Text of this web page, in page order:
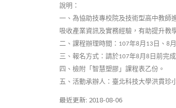
說明：
一、為協助技專校院及技術型高中教師
吸收產業資訊及實務經驗，有助提升教
二、課程辦理時間： 107年8月 13 日、 8月
三、報名方式：請於107年8月8 日前完
四、檢附「智慧塑膠」課程表乙份。
五、活動承辦人：臺北科技大學洪貫珍
最近更新: 2018-08-06